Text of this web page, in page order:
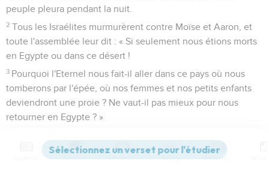
peuple pleura pendant la nuit.
2 Tous les Israélites murmurèrent contre Moïse et Aaron, et
toute l'assemblée leur dit : « Si seulement nous étions morts
en Egypte ou dans ce désert !
3 Pourquoi l'Eternel nous fait-il aller dans ce pays où nous
tomberons par l'épée, où nos femmes et nos petits enfants
deviendront une proie ? Ne vaut-il pas mieux pour nous
retourner en Egypte ? »
retournons en Egypte. »
Versions Commentaires Strong